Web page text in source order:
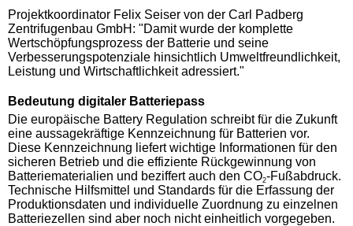
Projektkoordinator Felix Seiser von der Carl Padberg
Zentrifugenbau GmbH: "Damit wurde der komplette
Wertschöpfungsprozess der Batterie und seine
Verbesserungspotenziale hinsichtlich Umweltfreundlichkeit,
Leistung und Wirtschaftlichkeit adressiert."
Bedeutung digitaler Batteriepass
Die europäische Battery Regulation schreibt für die Zukunft
eine aussagekräftige Kennzeichnung für Batterien vor.
Diese Kennzeichnung liefert wichtige Informationen für den
sicheren Betrieb und die effiziente Rückgewinnung von
Batteriematerialien und beziffert auch den CO2-Fußabdruck.
Technische Hilfsmittel und Standards für die Erfassung der
Produktionsdaten und individuelle Zuordnung zu einzelnen
Batteriezellen sind aber noch nicht einheitlich vorgegeben.